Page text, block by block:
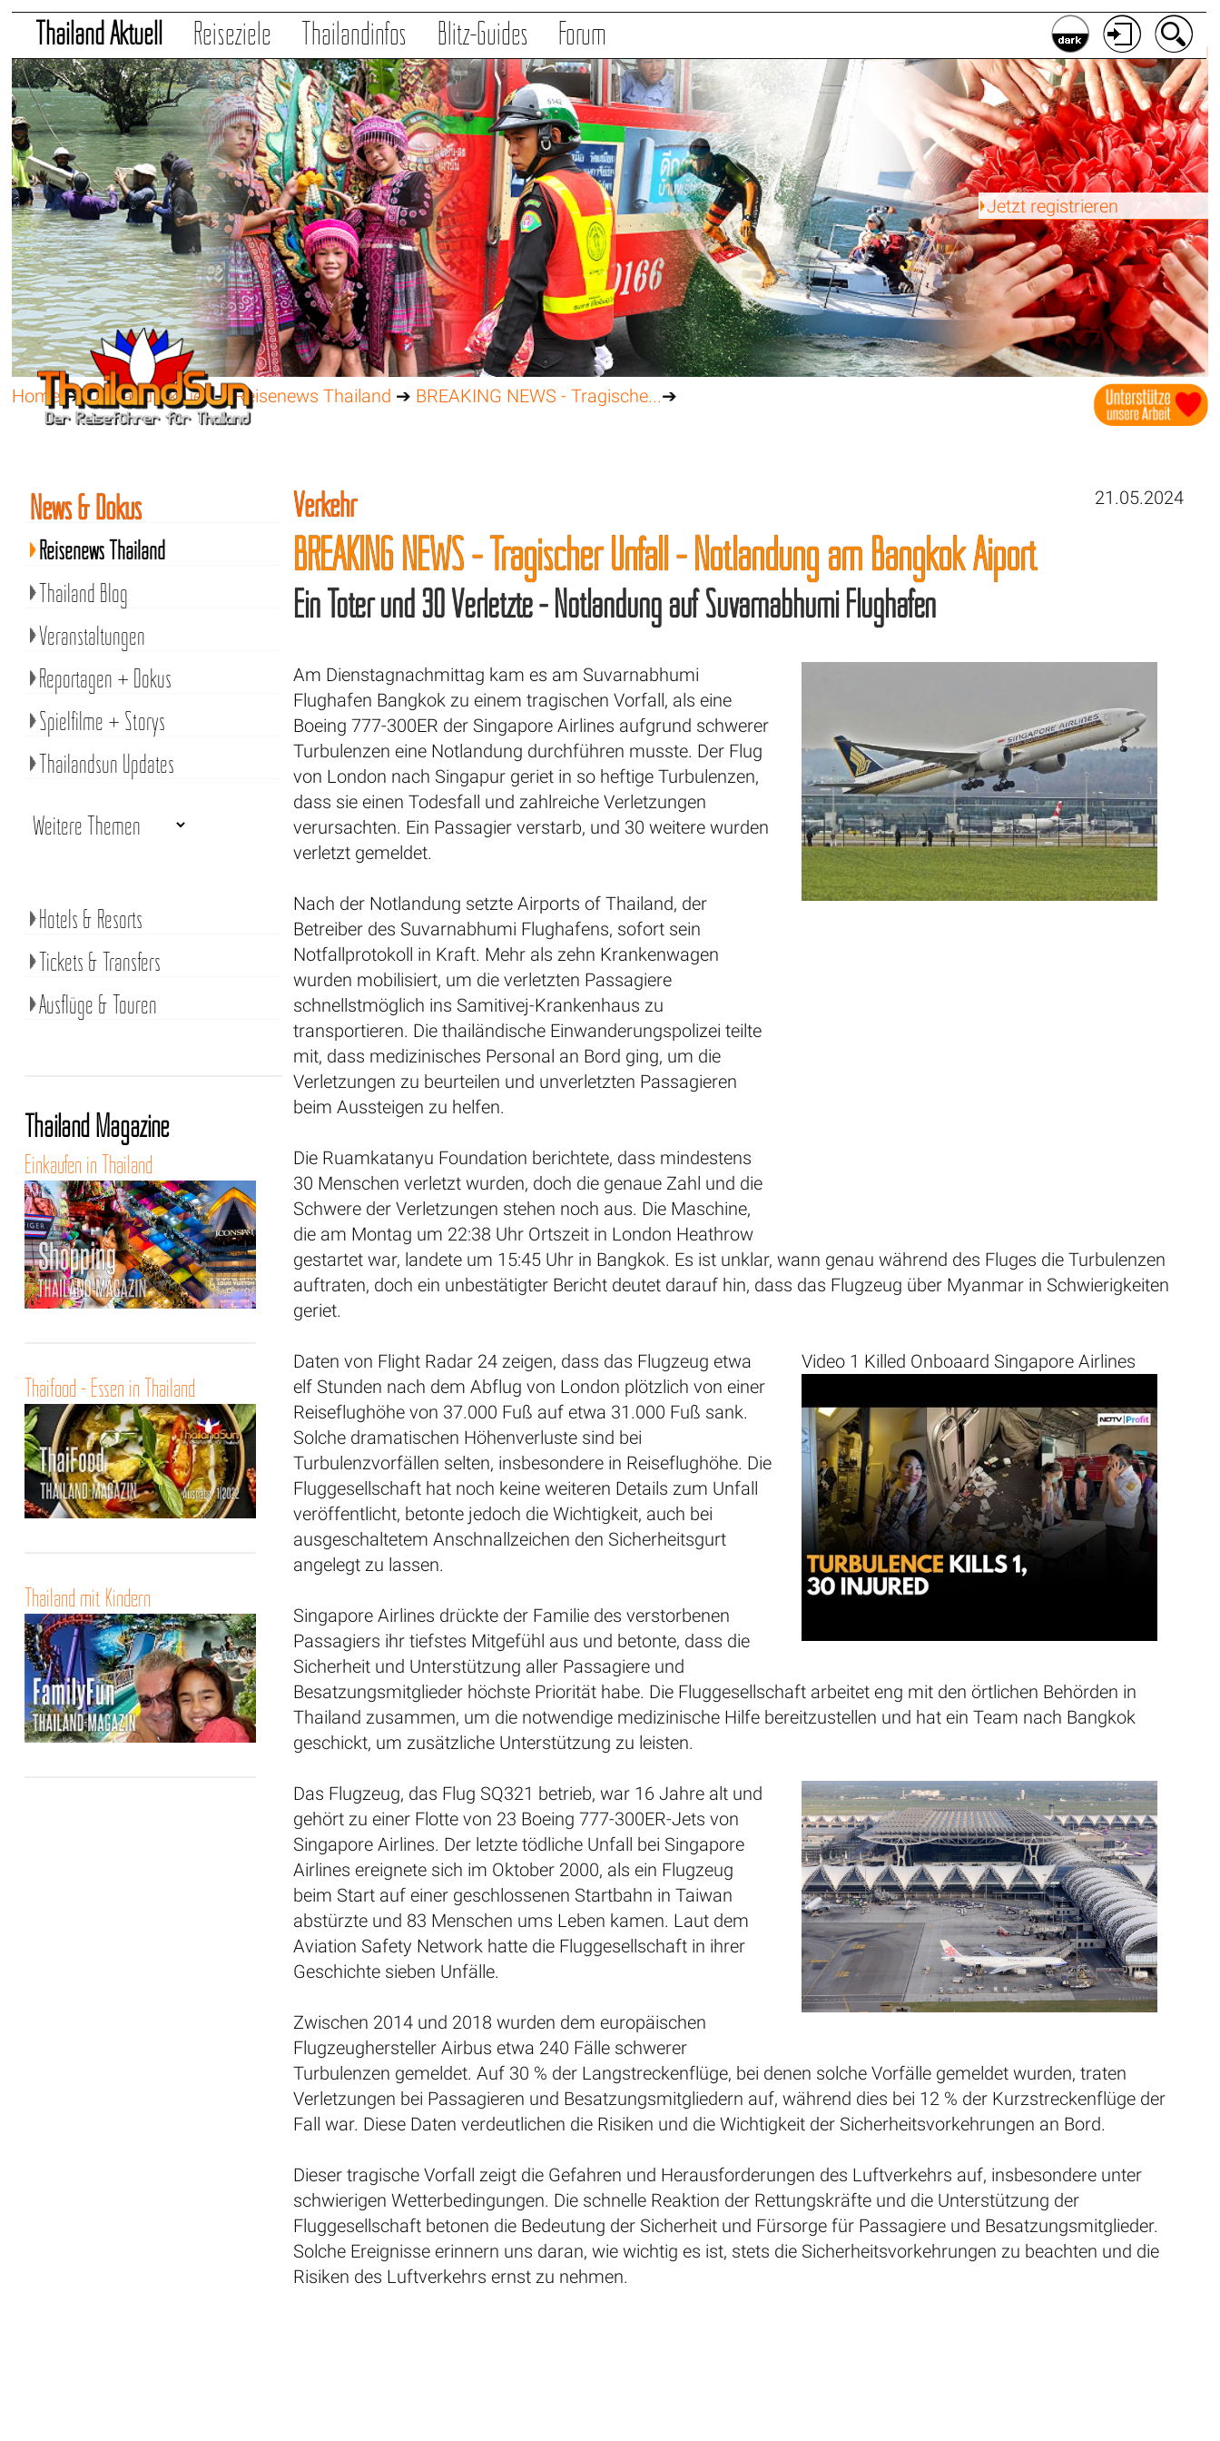
Thailand Aktuell Reiseziele Thailandinfos Blitz-Guides Forum
Jetzt registrieren
Home➔Thailand Aktuell➔Reisenews Thailand ➔ BREAKING NEWS - Tragische...➔
21.05.2024
Verkehr
BREAKING NEWS - Tragischer Unfall - Notlandung am Bangkok Aiport
Ein Toter und 30 Verletzte - Notlandung auf Suvarnabhumi Flughafen
Am Dienstagnachmittag kam es am Suvarnabhumi
Flughafen Bangkok zu einem tragischen Vorfall, als eine
Boeing 777-300ER der Singapore Airlines aufgrund schwerer
Turbulenzen eine Notlandung durchführen musste. Der Flug
von London nach Singapur geriet in so heftige Turbulenzen,
dass sie einen Todesfall und zahlreiche Verletzungen
verursachten. Ein Passagier verstarb, und 30 weitere wurden
verletzt gemeldet.
Nach der Notlandung setzte Airports of Thailand, der
Betreiber des Suvarnabhumi Flughafens, sofort sein
Notfallprotokoll in Kraft. Mehr als zehn Krankenwagen
wurden mobilisiert, um die verletzten Passagiere
schnellstmöglich ins Samitivej-Krankenhaus zu
transportieren. Die thailändische Einwanderungspolizei teilte
mit, dass medizinisches Personal an Bord ging, um die
Verletzungen zu beurteilen und unverletzten Passagieren
beim Aussteigen zu helfen.
Die Ruamkatanyu Foundation berichtete, dass mindestens
30 Menschen verletzt wurden, doch die genaue Zahl und die
Schwere der Verletzungen stehen noch aus. Die Maschine,
die am Montag um 22:38 Uhr Ortszeit in London Heathrow
gestartet war, landete um 15:45 Uhr in Bangkok. Es ist unklar, wann genau während des Fluges die Turbulenzen
auftraten, doch ein unbestätigter Bericht deutet darauf hin, dass das Flugzeug über Myanmar in Schwierigkeiten
geriet.
Video 1 Killed Onboaard Singapore Airlines
Daten von Flight Radar 24 zeigen, dass das Flugzeug etwa
elf Stunden nach dem Abflug von London plötzlich von einer
Reiseflughöhe von 37.000 Fuß auf etwa 31.000 Fuß sank.
Solche dramatischen Höhenverluste sind bei
Turbulenzvorfällen selten, insbesondere in Reiseflughöhe. Die
Fluggesellschaft hat noch keine weiteren Details zum Unfall
veröffentlicht, betonte jedoch die Wichtigkeit, auch bei
ausgeschaltetem Anschnallzeichen den Sicherheitsgurt
angelegt zu lassen.
Singapore Airlines drückte der Familie des verstorbenen
Passagiers ihr tiefstes Mitgefühl aus und betonte, dass die
Sicherheit und Unterstützung aller Passagiere und
Besatzungsmitglieder höchste Priorität habe. Die Fluggesellschaft arbeitet eng mit den örtlichen Behörden in
Thailand zusammen, um die notwendige medizinische Hilfe bereitzustellen und hat ein Team nach Bangkok
geschickt, um zusätzliche Unterstützung zu leisten.
Das Flugzeug, das Flug SQ321 betrieb, war 16 Jahre alt und
gehört zu einer Flotte von 23 Boeing 777-300ER-Jets von
Singapore Airlines. Der letzte tödliche Unfall bei Singapore
Airlines ereignete sich im Oktober 2000, als ein Flugzeug
beim Start auf einer geschlossenen Startbahn in Taiwan
abstürzte und 83 Menschen ums Leben kamen. Laut dem
Aviation Safety Network hatte die Fluggesellschaft in ihrer
Geschichte sieben Unfälle.
Zwischen 2014 und 2018 wurden dem europäischen
Flugzeughersteller Airbus etwa 240 Fälle schwerer
Turbulenzen gemeldet. Auf 30 % der Langstreckenflüge, bei denen solche Vorfälle gemeldet wurden, traten
Verletzungen bei Passagieren und Besatzungsmitgliedern auf, während dies bei 12 % der Kurzstreckenflüge der
Fall war. Diese Daten verdeutlichen die Risiken und die Wichtigkeit der Sicherheitsvorkehrungen an Bord.
Dieser tragische Vorfall zeigt die Gefahren und Herausforderungen des Luftverkehrs auf, insbesondere unter
schwierigen Wetterbedingungen. Die schnelle Reaktion der Rettungskräfte und die Unterstützung der
Fluggesellschaft betonen die Bedeutung der Sicherheit und Fürsorge für Passagiere und Besatzungsmitglieder.
Solche Ereignisse erinnern uns daran, wie wichtig es ist, stets die Sicherheitsvorkehrungen zu beachten und die
Risiken des Luftverkehrs ernst zu nehmen.
News & Dokus
Reisenews Thailand
Thailand Blog
Veranstaltungen
Reportagen + Dokus
Spielfilme + Storys
Thailandsun Updates
Hotels & Resorts
Tickets & Transfers
Ausflüge & Touren
Thailand Magazine
Einkaufen in Thailand
Thaifood - Essen in Thailand
Thailand mit Kindern